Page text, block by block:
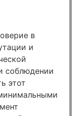
в
и
соблюдении
этот